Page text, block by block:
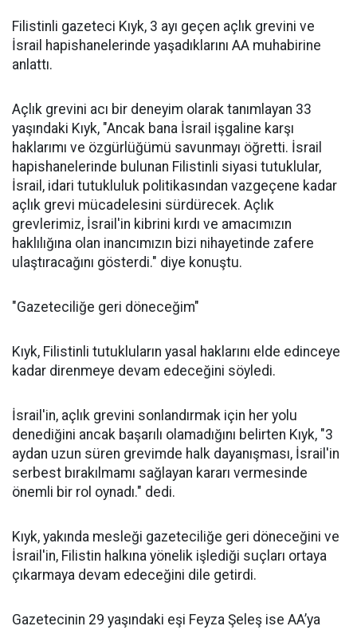
Filistinli gazeteci Kıyk, 3 ayı geçen açlık grevini ve
İsrail hapishanelerinde yaşadıklarını AA muhabirine
anlattı.
Açlık grevini acı bir deneyim olarak tanımlayan 33
yaşındaki Kıyk, "Ancak bana İsrail işgaline karşı
haklarımı ve özgürlüğümü savunmayı öğretti. İsrail
hapishanelerinde bulunan Filistinli siyasi tutuklular,
İsrail, idari tutukluluk politikasından vazgeçene kadar
açlık grevi mücadelesini sürdürecek. Açlık
grevlerimiz, İsrail'in kibrini kırdı ve amacımızın
haklılığına olan inancımızın bizi nihayetinde zafere
ulaştıracağını gösterdi." diye konuştu.
"Gazeteciliğe geri döneceğim"
Kıyk, Filistinli tutukluların yasal haklarını elde edinceye
kadar direnmeye devam edeceğini söyledi.
İsrail'in, açlık grevini sonlandırmak için her yolu
denediğini ancak başarılı olamadığını belirten Kıyk, "3
aydan uzun süren grevimde halk dayanışması, İsrail'in
serbest bırakılmamı sağlayan kararı vermesinde
önemli bir rol oynadı." dedi.
Kıyk, yakında mesleği gazeteciliğe geri döneceğini ve
İsrail'in, Filistin halkına yönelik işlediği suçları ortaya
çıkarmaya devam edeceğini dile getirdi.
Gazetecinin 29 yaşındaki eşi Feyza Şeleş ise AA’ya